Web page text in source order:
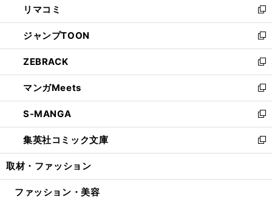
で
開
く
ド
ウ
で
開
く
ィ
ン
ド
ウ
で
開
く
い
ウ
ィ
ン
ド
ウ
で
開
く
リマコミ
新
し
い
ウ
ィ
ン
ド
ウ
で
開
く
ジャンプTOON
新
し
い
ウ
ィ
ン
ド
ウ
で
開
ZEBRACK
新
し
い
ウ
ィ
ン
ド
ウ
開
マンガMeets
新
し
い
ウ
ィ
ン
ウ
S-MANGA
新
し
い
ウ
ン
集英社コミック文庫
新
し
ウ
取材・ファッション
ファッション・美容